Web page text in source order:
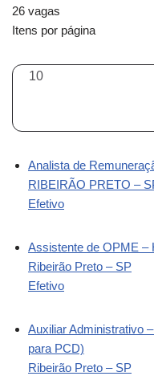
26 vagas
Itens por página
10
Analista de
RIBEIRÃO PRETO –
Efetivo
Assistente de OPME –
Ribeirão Preto – SP
Efetivo
Auxiliar Administrativo
para PCD)
Ribeirão Preto – SP